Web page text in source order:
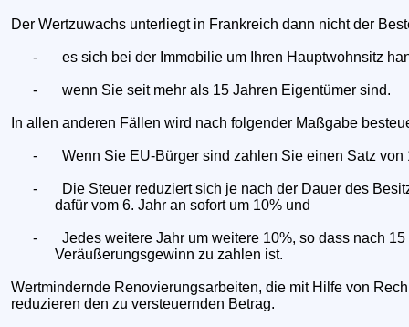
Der Wertzuwachs unterliegt in Frankreich dann nicht der
- es sich bei der Immobilie um Ihren Hauptwohnsitz
- wenn Sie seit mehr als 15 Jahren Eigentümer sind.
In allen anderen Fällen wird nach folgender Maßgabe
- Wenn Sie EU-Bürger sind zahlen Sie einen Satz
-
Die Steuer reduziert sich je nach der Dauer des
dafür vom 6. Jahr an sofort um 10% und
-
Jedes weitere Jahr um weitere 10%, so dass nach
Veräußerungsgewinn zu zahlen ist.
Wertmindernde Renovierungsarbeiten, die mit Hilfe von
reduzieren den zu versteuernden Betrag.